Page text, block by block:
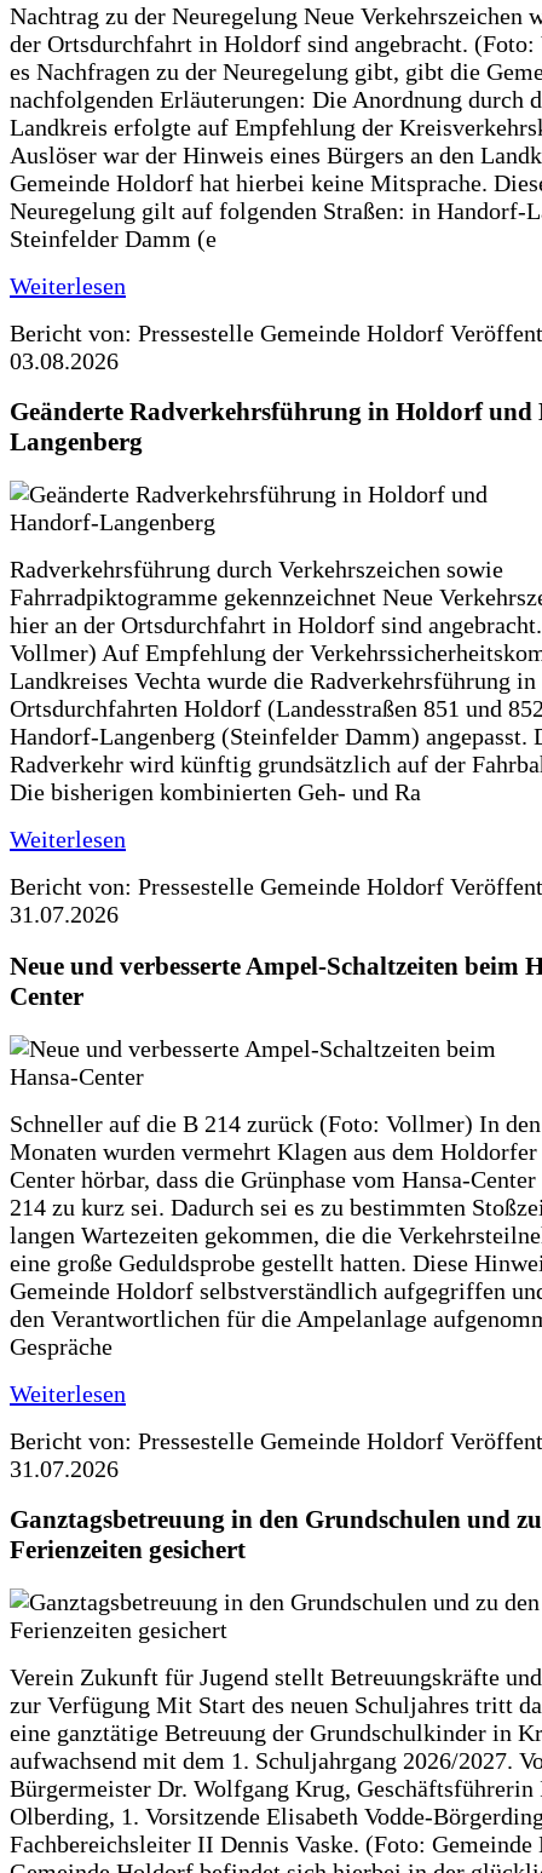
Nachtrag zu der Neuregelung Neue Verkehrszeichen
der Ortsdurchfahrt in Holdorf sind angebracht.
es Nachfragen zu der Neuregelung gibt, gibt die
nachfolgenden Erläuterungen: Die Anordnung durch
Landkreis erfolgte auf Empfehlung der
Auslöser war der Hinweis eines Bürgers an den
Gemeinde Holdorf hat hierbei keine Mitsprache.
Neuregelung gilt auf folgenden Straßen: in Handorf-
Steinfelder Damm (e
Weiterlesen
Bericht von: Pressestelle Gemeinde Holdorf
03.08.2026
Geänderte Radverkehrsführung in Holdorf
Langenberg
Radverkehrsführung durch Verkehrszeichen sowie
Fahrradpiktogramme gekennzeichnet Neue
hier an der Ortsdurchfahrt in Holdorf sind
Vollmer) Auf Empfehlung der
Landkreises Vechta wurde die Radverkehrsführung in
Ortsdurchfahrten Holdorf (Landesstraßen 851 und
Handorf-Langenberg (Steinfelder Damm) angepasst.
Radverkehr wird künftig grundsätzlich auf der
Die bisherigen kombinierten Geh- und Ra
Weiterlesen
Bericht von: Pressestelle Gemeinde Holdorf
31.07.2026
Neue und verbesserte Ampel-Schaltzeiten beim
Center
Schneller auf die B 214 zurück (Foto: Vollmer) In
Monaten wurden vermehrt Klagen aus dem Holdorfer
Center hörbar, dass die Grünphase vom Hansa-
214 zu kurz sei. Dadurch sei es zu bestimmten
langen Wartezeiten gekommen, die die
eine große Geduldsprobe gestellt hatten. Diese
Gemeinde Holdorf selbstverständlich aufgegriffen
den Verantwortlichen für die Ampelanlage
Gespräche
Weiterlesen
Bericht von: Pressestelle Gemeinde Holdorf
31.07.2026
Ganztagsbetreuung in den Grundschulen und
Ferienzeiten gesichert
Verein Zukunft für Jugend stellt Betreuungskräfte
zur Verfügung Mit Start des neuen Schuljahres tritt
eine ganztätige Betreuung der Grundschulkinder in
aufwachsend mit dem 1. Schuljahrgang 2026/2027.
Bürgermeister Dr. Wolfgang Krug, Geschäftsführerin
Olberding, 1. Vorsitzende Elisabeth Vodde-
Fachbereichsleiter II Dennis Vaske. (Foto: